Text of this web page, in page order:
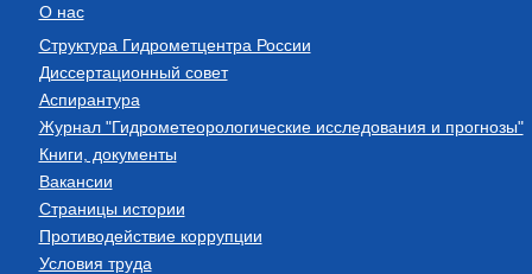
О нас
Структура Гидрометцентра России
Диссертационный совет
Аспирантура
Журнал "Гидрометеорологические исследования и прогнозы"
Книги, документы
Вакансии
Страницы истории
Противодействие коррупции
Условия труда